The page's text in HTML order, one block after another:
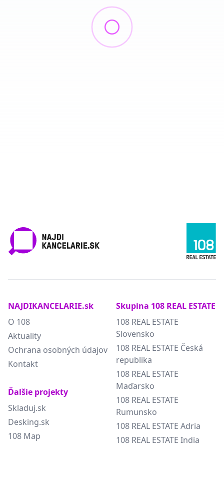
NAJDIKANCELARIE.sk
O 108
Aktuality
Ochrana osobných údajov
Kontakt
Ďalšie projekty
Skladuj.sk
Desking.sk
108 Map
Skupina 108 REAL ESTATE
108 REAL ESTATE
Slovensko
108 REAL ESTATE Česká
republika
108 REAL ESTATE
Maďarsko
108 REAL ESTATE
Rumunsko
108 REAL ESTATE Adria
108 REAL ESTATE India